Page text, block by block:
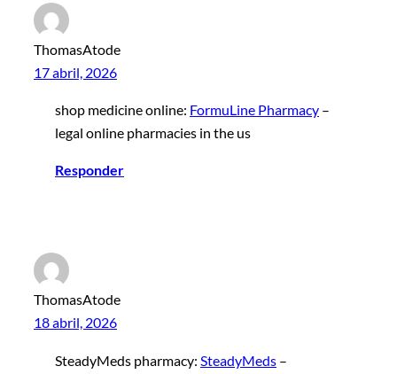
ThomasAtode
17 abril, 2026
shop medicine online: FormuLine Pharmacy –
legal online pharmacies in the us
Responder
ThomasAtode
18 abril, 2026
SteadyMeds pharmacy: SteadyMeds –